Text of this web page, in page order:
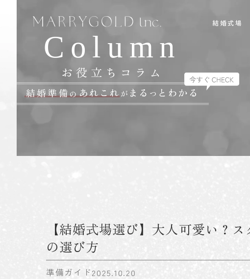
結婚式場
Column
お役立ちコラム
【結婚式場選び】大人可愛い？
の選び方
準備ガイド2025.10.20